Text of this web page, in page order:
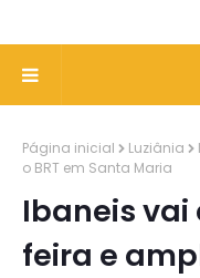
Página inicial Luziânia
o BRT em Santa Maria
Ibaneis
feira e